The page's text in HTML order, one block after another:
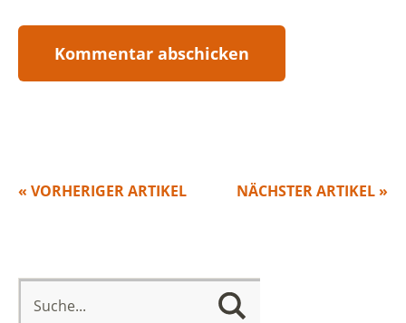
NÄCHSTER ARTIKEL »
« VORHERIGER ARTIKEL